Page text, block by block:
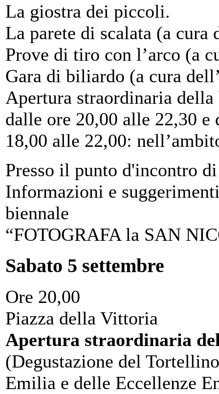
La giostra dei piccoli.
La parete di scalata (a cura
Prove di tiro con l’arco (a
Gara di biliardo (a cura
Apertura straordinaria
dalle ore 20,00 alle 22,30 e
18,00 alle 22,00:
Presso il punto d'incontro
Informazioni e
biennale
“FOTOGRAFA la SAN
Sabato 5 settembre
Ore 20,00
Piazza della Vittoria
Apertura straordinaria
(Degustazione del
Emilia e delle Eccellenze